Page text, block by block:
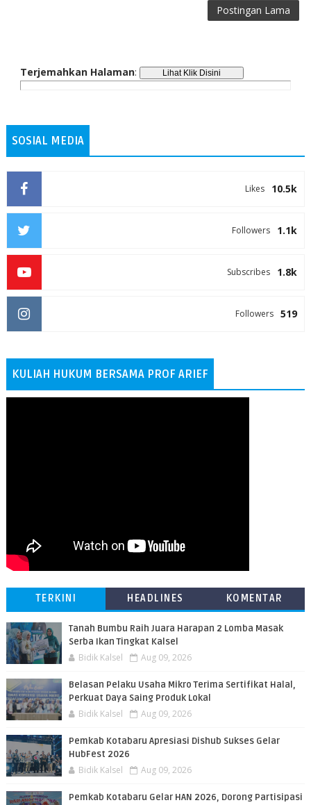
Postingan Lama
Terjemahkan Halaman:
SOSIAL MEDIA
10.5k
Likes
1.1k
Followers
1.8k
Subscribes
519
Followers
KULIAH HUKUM BERSAMA PROF ARIEF
TERKINI HEADLINES KOMENTAR
Tanah Bumbu Raih Juara Harapan 2 Lomba Masak
Serba Ikan Tingkat Kalsel
Bidik Kalsel Aug 09, 2026
Belasan Pelaku Usaha Mikro Terima Sertifikat Halal,
Perkuat Daya Saing Produk Lokal
Bidik Kalsel Aug 09, 2026
Pemkab Kotabaru Apresiasi Dishub Sukses Gelar
HubFest 2026
Bidik Kalsel Aug 09, 2026
Pemkab Kotabaru Gelar HAN 2026, Dorong Partisipasi